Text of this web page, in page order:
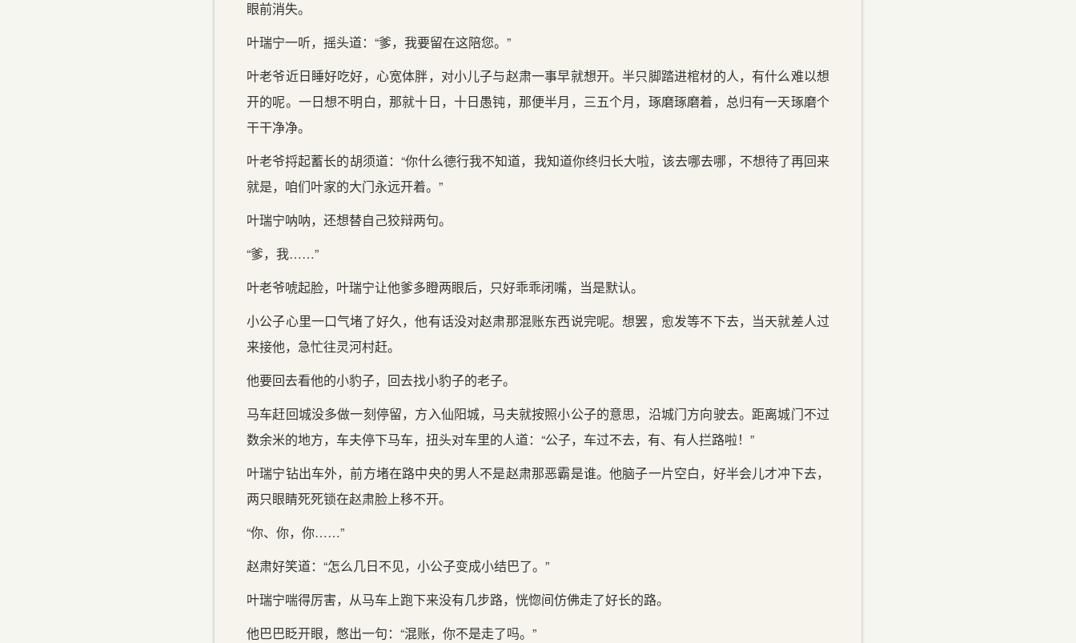
眼前消失。
叶瑞宁一听，摇头道：“爹，我要留在这陪您。”
叶老爷近日睡好吃好，心宽体胖，对小儿子与赵肃一事早就想开。半只脚踏进棺材的人，有什么难以想
开的呢。一日想不明白，那就十日，十日愚钝，那便半月，三五个月，琢磨琢磨着，总归有一天琢磨个
干干净净。
叶老爷捋起蓄长的胡须道：“你什么德行我不知道，我知道你终归长大啦，该去哪去哪，不想待了再回来
就是，咱们叶家的大门永远开着。”
叶瑞宁呐呐，还想替自己狡辩两句。
“爹，我……”
叶老爷唬起脸，叶瑞宁让他爹多瞪两眼后，只好乖乖闭嘴，当是默认。
小公子心里一口气堵了好久，他有话没对赵肃那混账东西说完呢。想罢，愈发等不下去，当天就差人过
来接他，急忙往灵河村赶。
他要回去看他的小豹子，回去找小豹子的老子。
马车赶回城没多做一刻停留，方入仙阳城，马夫就按照小公子的意思，沿城门方向驶去。距离城门不过
数余米的地方，车夫停下马车，扭头对车里的人道：“公子，车过不去，有、有人拦路啦！”
叶瑞宁钻出车外，前方堵在路中央的男人不是赵肃那恶霸是谁。他脑子一片空白，好半会儿才冲下去，
两只眼睛死死锁在赵肃脸上移不开。
“你、你，你……”
赵肃好笑道：“怎么几日不见，小公子变成小结巴了。”
叶瑞宁喘得厉害，从马车上跑下来没有几步路，恍惚间仿佛走了好长的路。
他巴巴眨开眼，憋出一句：“混账，你不是走了吗。”